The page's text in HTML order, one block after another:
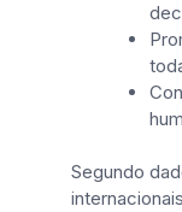
Segundo